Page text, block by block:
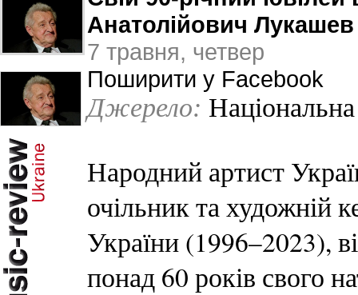
Анатолійович Лукашев
7 травня, четвер
Поширити у Facebook
Джерело:
Народний артист
очільник та художній
України (1996–2023),
понад 60 років свого